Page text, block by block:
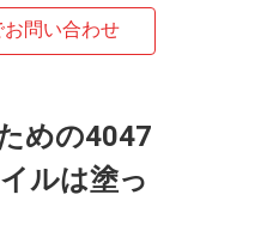
お問い合わせ
めの4047
ルは塗っ